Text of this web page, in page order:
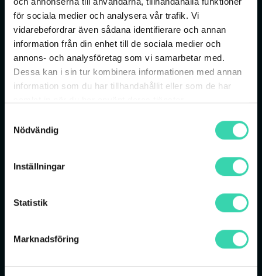
för sociala medier och analysera vår trafik. Vi
vidarebefordrar även sådana identifierare och annan
information från din enhet till de sociala medier och
annons- och analysföretag som vi samarbetar med.
Dessa kan i sin tur kombinera informationen med annan
information som du har tillhandahållit eller som de har
Nödvändig
Inställningar
Statistik
Marknadsföring
Det här ingår i Viaplay Medium
Med Viaplay Medium får du Viaplays serie- och
filmkatalog samt Viaplays Originals. Det ingår
även utvalda sportevent i paketet, men om du
vill ha de mest exklusiva sporträttigheterna som
och
Golfså är Viaplay Total rätt abonnemang